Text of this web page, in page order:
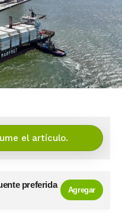
el artículo.
preferida
Agregar